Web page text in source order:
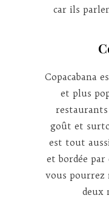
car ils
Copacabana
et plus
goût et
est tout
et bordée par
vous pourrez
deux